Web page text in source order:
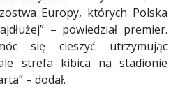
Europy, których Polska
– powiedział premier.
się cieszyć utrzymując
strefa kibica na stadionie
– dodał.